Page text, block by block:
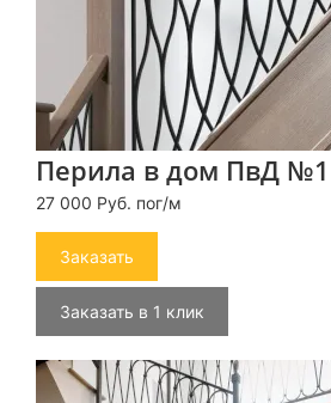
Перила в дом ПвД №1
27 000 Руб. пог/м
Заказать
Заказать в 1 клик